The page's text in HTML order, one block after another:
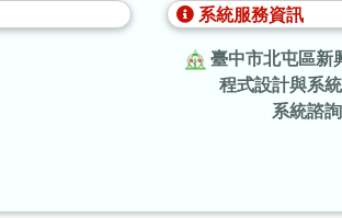
系統服務資訊
臺中市北屯區新
程式設計與系統
系統諮詢服